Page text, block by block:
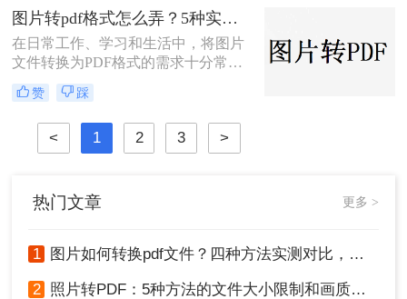
主，小编深知职场办公人群对高效转
换工具的渴求，今天就分享超实用方
法，帮你轻松解决图片转pdf难题。
图片转pdf格式怎么弄？5种实用的转换方法！
在日常工作、学习和生活中，将图片
文件转换为PDF格式的需求十分常
见。PDF格式因其跨平台兼容性强、
内容不易篡改、排版稳定等优势，成
为文件共享与存档的首选。那么图片
转pdf格式怎么弄呢？本文将介绍几种
常见的图片转PDF方法，帮助用户高
赞 踩
< 1 2 3 >
热门文章 更多 >
1 图片如何转换pdf文件？四种方法实测对比，附各场景最优选！
2 照片转PDF：5种方法的文件大小限制和画质保留实测！